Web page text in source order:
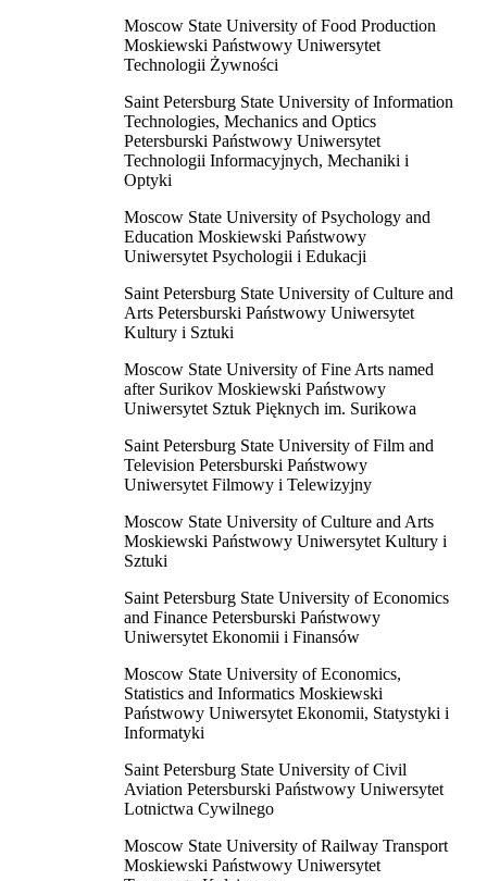
Moscow State University of Food Production
Moskiewski Państwowy Uniwersytet
Technologii Żywności
Saint Petersburg State University of Information
Technologies, Mechanics and Optics
Petersburski Państwowy Uniwersytet
Technologii Informacyjnych, Mechaniki i
Optyki
Moscow State University of Psychology and
Education Moskiewski Państwowy
Uniwersytet Psychologii i Edukacji
Saint Petersburg State University of Culture and
Arts Petersburski Państwowy Uniwersytet
Kultury i Sztuki
Moscow State University of Fine Arts named
after Surikov Moskiewski Państwowy
Uniwersytet Sztuk Pięknych im. Surikowa
Saint Petersburg State University of Film and
Television Petersburski Państwowy
Uniwersytet Filmowy i Telewizyjny
Moscow State University of Culture and Arts
Moskiewski Państwowy Uniwersytet Kultury i
Sztuki
Saint Petersburg State University of Economics
and Finance Petersburski Państwowy
Uniwersytet Ekonomii i Finansów
Moscow State University of Economics,
Statistics and Informatics Moskiewski
Państwowy Uniwersytet Ekonomii, Statystyki i
Informatyki
Saint Petersburg State University of Civil
Aviation Petersburski Państwowy Uniwersytet
Lotnictwa Cywilnego
Moscow State University of Railway Transport
Moskiewski Państwowy Uniwersytet